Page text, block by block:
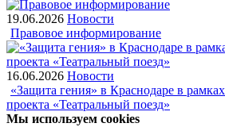
19.06.2026 Новости
Правовое информирование
16.06.2026 Новости
«Защита гения» в Краснодаре в
проекта «Театральный поезд»
Мы используем cookies